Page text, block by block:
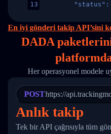
13
16
17
20
21
22
23
24
25
27
"status":
"phone":
          {
          },
          {
En iyi gönderi takip API’sini
DADA
Her operasyonel modele
POSThttps://
Anlık takip
Tek bir API çağrısıyla tüm